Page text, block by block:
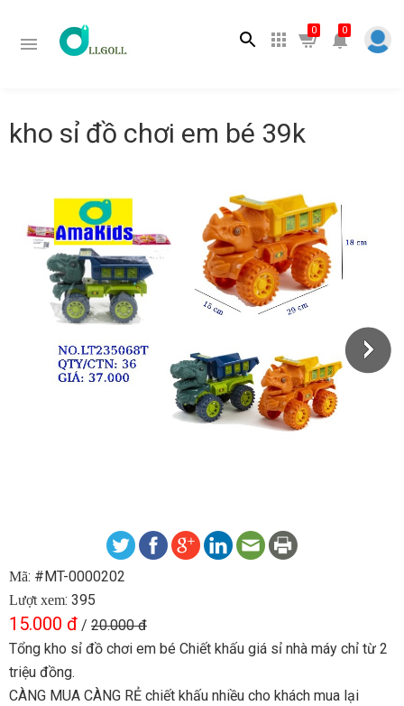
Tìm kiếm
0 0
kho sỉ đồ chơi em bé 39k
Mã: #MT-0000202
Lượt xem: 395
15.000 đ / 20.000 đ
Tổng kho sỉ đồ chơi em bé Chiết khấu giá sỉ nhà máy chỉ từ 2
triệu đồng.
CÀNG MUA CÀNG RẺ chiết khấu nhiều cho khách mua lại